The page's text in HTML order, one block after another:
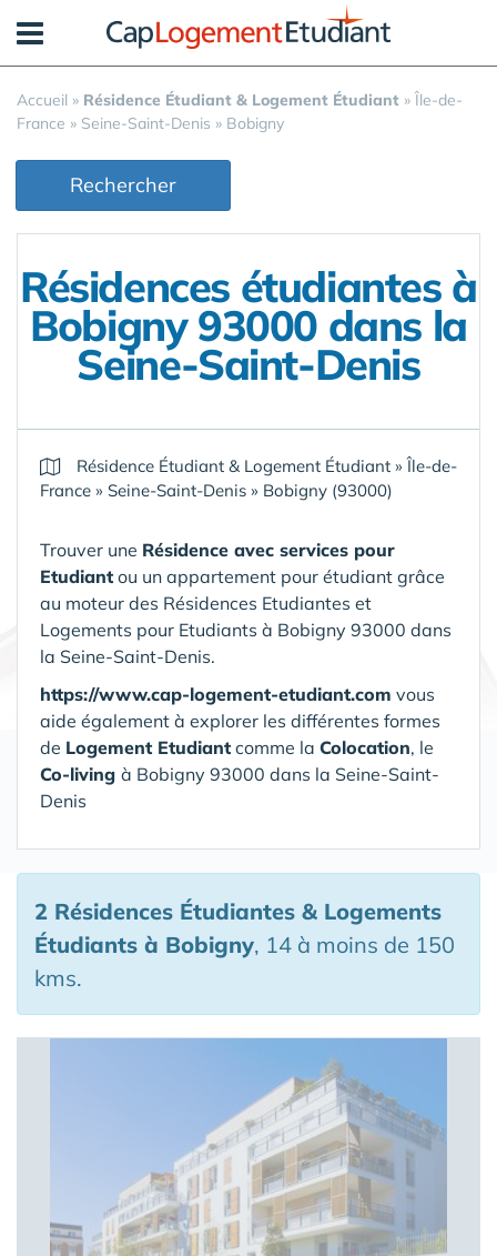
Accueil » Résidence Étudiant & Logement Étudiant » Île-de-
France » Seine-Saint-Denis » Bobigny
Rechercher
Résidences étudiantes à
Bobigny 93000 dans la
Seine-Saint-Denis
Résidence Étudiant & Logement Étudiant »Île-de-
France » Seine-Saint-Denis » Bobigny (93000)
Trouver une Résidence avec services pour
Etudiant ou un appartement pour étudiant grâce
au moteur des Résidences Etudiantes et
Logements pour Etudiants à Bobigny 93000 dans
la Seine-Saint-Denis.
https://www.cap-logement-etudiant.com vous
aide également à explorer les différentes formes
de Logement Etudiant comme la Colocation, le
Co-living à Bobigny 93000 dans la Seine-Saint-
Denis
2 Résidences Étudiantes & Logements
Étudiants à Bobigny, 14 à moins de 150
kms.